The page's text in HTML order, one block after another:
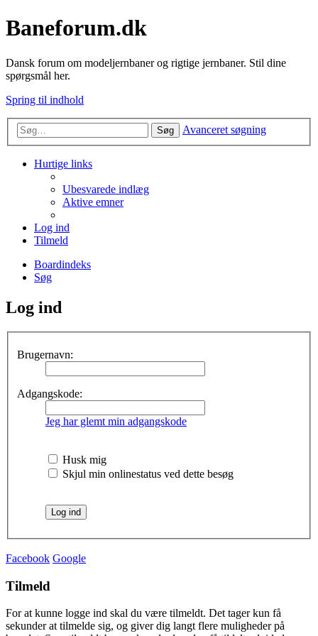
Baneforum.dk
Dansk forum om modeljernbaner og rigtige jernbaner. Stil dine
spørgsmål her.
Spring til indhold
Søg Avanceret søgning
Hurtige links
Ubesvarede indlæg
Aktive emner
Log ind
Tilmeld
Boardindeks
Søg
Log ind
Brugernavn:
Adgangskode:
Jeg har glemt min adgangskode
Husk mig
Skjul min onlinestatus ved dette besøg
Facebook Google
Tilmeld
For at kunne logge ind skal du være tilmeldt. Det tager kun få
sekunder at tilmelde sig, og giver dig langt flere muligheder på